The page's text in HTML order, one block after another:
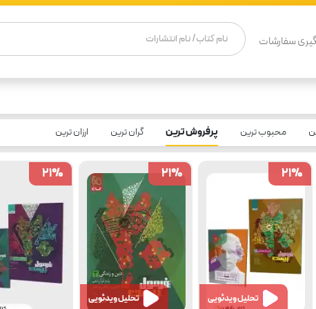
سفارشات
محبوب ترین پرفروش ترین گران ترین ارزان ترین
تحلیل ویدئویی
21%
21%
تحلیل ویدئویی
21%
21%
21%
21%